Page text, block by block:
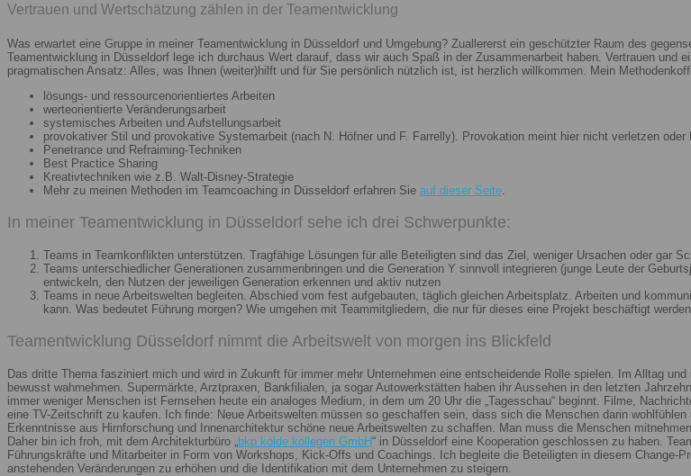
Vertrauen und Wertschätzung zählen in der Teamentwicklung
Was erwartet eine Gruppe in meiner Teamentwicklung in Düsseldorf und Umgebung? Zuallererst ein geschützter Raum des
Teamentwicklung in Düsseldorf lege ich durchaus Wert darauf, dass wir auch Spaß in der Zusammenarbeit haben. Vertrauen
pragmatischen Ansatz: Alles, was Ihnen (weiter)hilft und für Sie persönlich nützlich ist, ist herzlich willkommen. Mein
lösungs- und ressourcenorientiertes Arbeiten
werteorientierte Veränderungsarbeit
systemisches Arbeiten und Aufstellungsarbeit
provokativer Stil und provokative Systemarbeit (nach N. Höfner und F. Farrelly). Provokation meint hier nicht verletzen
Penetrance und Refraiming-Techniken
Best Practice Sharing
Kreativtechniken wie z.B. Walt-Disney-Strategie
Mehr zu meinen Methoden im Teamcoaching in Düsseldorf erfahren Sie auf dieser Seite.
In meiner Teamentwicklung in Düsseldorf sehe ich drei Schwerpunkte:
Teams in Teamkonflikten unterstützen. Tragfähige Lösungen für alle Beteiligten sind das Ziel, weniger Ursachen oder gar
Teams unterschiedlicher Generationen zusammenbringen und die Generation Y sinnvoll integrieren (junge Leute der
entwickeln, den Nutzen der jeweiligen Generation erkennen und aktiv nutzen
Teams in neue Arbeitswelten begleiten. Abschied vom fest aufgebauten, täglich gleichen Arbeitsplatz. Arbeiten und
kann. Was bedeutet Führung morgen? Wie umgehen mit Teammitgliedern, die nur für dieses eine Projekt beschäftigt
Teamentwicklung Düsseldorf nimmt die Arbeitswelt von morgen ins Blickfeld
Das dritte Thema fasziniert mich und wird in Zukunft für immer mehr Unternehmen eine entscheidende Rolle spielen. Im Alltag
bewusst wahrnehmen. Supermärkte, Arztpraxen, Bankfilialen, ja sogar Autowerkstätten haben ihr Aussehen in den letzten
immer weniger Menschen ist Fernsehen heute ein analoges Medium, in dem um 20 Uhr die „Tagesschau“ beginnt. Filme,
eine TV-Zeitschrift zu kaufen. Ich finde: Neue Arbeitswelten müssen so geschaffen sein, dass sich die Menschen darin
Erkenntnisse aus Hirnforschung und Innenarchitektur schöne neue Arbeitswelten zu schaffen. Man muss die Menschen
Daher bin ich froh, mit dem Architekturbüro „bkp kolde kollegen GmbH“ in Düsseldorf eine Kooperation geschlossen zu haben.
Führungskräfte und Mitarbeiter in Form von Workshops, Kick-Offs und Coachings. Ich begleite die Beteiligten in diesem
anstehenden Veränderungen zu erhöhen und die Identifikation mit dem Unternehmen zu steigern.